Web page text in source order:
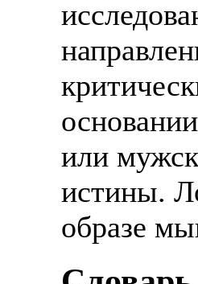
или
истины.
образе